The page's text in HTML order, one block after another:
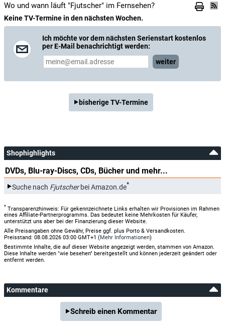
Wo und wann läuft "Fjutscher" im Fernsehen?
Keine TV-Termine in den nächsten Wochen.
Ich möchte vor dem nächsten Serienstart kostenlos
per E-Mail benachrichtigt werden:
weiter
bisherige TV-Termine
Shophighlights
DVDs, Blu-ray-Discs, CDs, Bücher und mehr...
Suche nach Fjutscherbei Amazon.de*
* Transparenzhinweis: Für gekennzeichnete Links erhalten wir Provisionen im Rahmen
eines Affiliate-Partnerprogramms. Das bedeutet keine Mehrkosten für Käufer,
unterstützt uns aber bei der Finanzierung dieser Website.
Alle Preisangaben ohne Gewähr, Preise ggf. plus Porto & Versandkosten.
Preisstand: 08.08.2026 03:00 GMT+1 (Mehr Informationen)
Bestimmte Inhalte, die auf dieser Website angezeigt werden, stammen von Amazon.
Diese Inhalte werden "wie besehen" bereitgestellt und können jederzeit geändert oder
entfernt werden.
Kommentare
Schreib einen Kommentar